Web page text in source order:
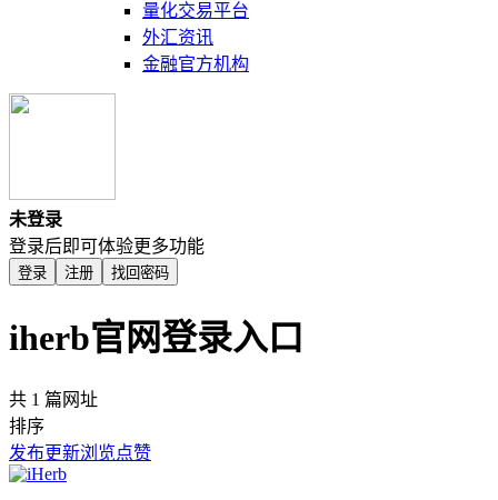
量化交易平台
外汇资讯
金融官方机构
未登录
登录后即可体验更多功能
登录 注册 找回密码
iherb官网登录入口
共 1 篇网址
排序
发布更新浏览点赞